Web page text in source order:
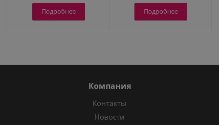
Подробнее Подробнее
Компания
Контакты
Новости